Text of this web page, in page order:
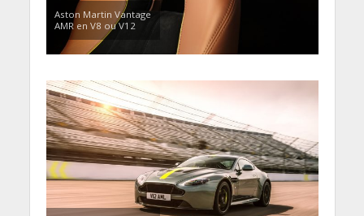
Aston Martin Vantage
AMR en V8 ou V12